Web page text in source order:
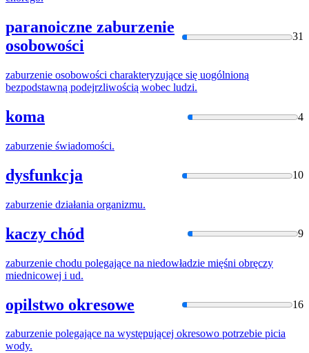
paranoiczne zaburzenie
osobowości
31
zaburzenie osobowości charakteryzujące się uogólnioną
bezpodstawną podejrzliwością wobec ludzi.
koma 4
zaburzenie świadomości.
dysfunkcja 10
zaburzenie działania organizmu.
kaczy chód 9
zaburzenie chodu polegające na niedowładzie mięśni obręczy
miednicowej i ud.
opilstwo okresowe 16
zaburzenie polegające na występującej okresowo potrzebie picia
wody.